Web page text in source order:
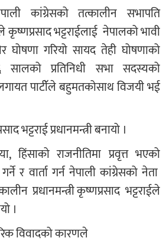
कांग्रेसको तत्कालीन सभापति
कृष्णप्रसाद भट्टराईलाई नेपालको भावी
घोषणा गरियो सायद तेही घोषणाको
प्रतिनिधी सभा सदस्यको
पाटीॅले बहुमतकोसाथ विजयी भई
भट्टराई प्रधानमन्त्री बनायो ।
हिंसाको राजनीतिमा प्रवृत्त भएको
र वार्ता गर्न नेपाली कांग्रेसको नेता
प्रधानमन्त्री कृष्णप्रसाद भट्टराईले
।
विवादको कारणले